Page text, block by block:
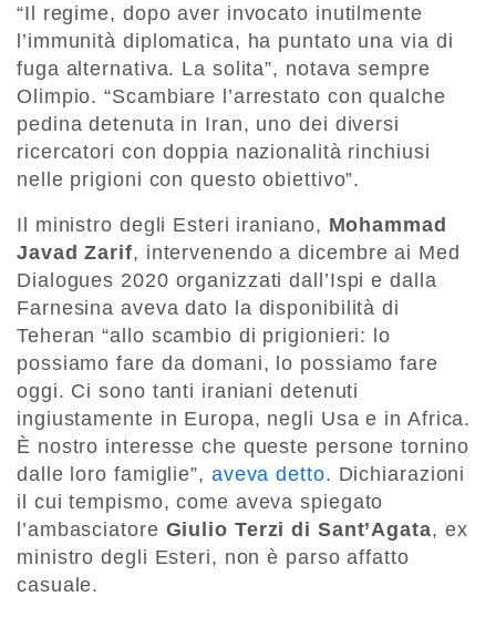
“Il regime, dopo aver invocato inutilmente
l’immunità diplomatica, ha puntato una via di
fuga alternativa. La solita”, notava sempre
Olimpio. “Scambiare l’arrestato con qualche
pedina detenuta in Iran, uno dei diversi
ricercatori con doppia nazionalità rinchiusi
nelle prigioni con questo obiettivo”.
Il ministro degli Esteri iraniano, Mohammad
Javad Zarif, intervenendo a dicembre ai Med
Dialogues 2020 organizzati dall’Ispi e dalla
Farnesina aveva dato la disponibilità di
Teheran “allo scambio di prigionieri: lo
possiamo fare da domani, lo possiamo fare
oggi. Ci sono tanti iraniani detenuti
ingiustamente in Europa, negli Usa e in Africa.
È nostro interesse che queste persone tornino
dalle loro famiglie”, aveva detto. Dichiarazioni
il cui tempismo, come aveva spiegato
l’ambasciatore Giulio Terzi di Sant’Agata, ex
ministro degli Esteri, non è parso affatto
casuale.